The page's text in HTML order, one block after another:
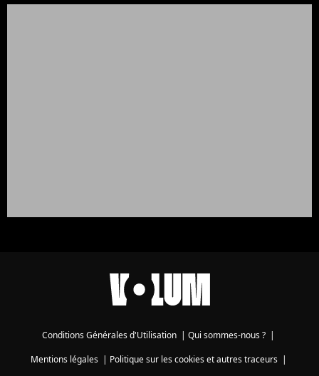
Conditions Générales d'Utilisation | Qui sommes-nous ? |
Mentions légales| Politique sur les cookies et autres traceurs|